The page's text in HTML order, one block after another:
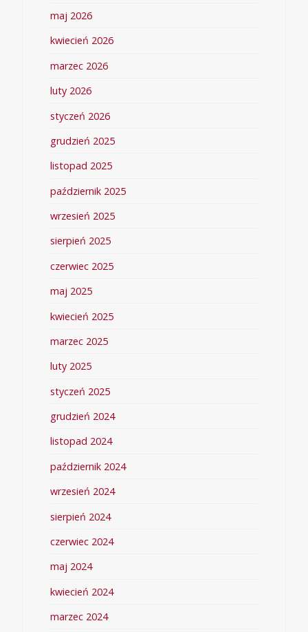
maj 2026
kwiecień 2026
marzec 2026
luty 2026
styczeń 2026
grudzień 2025
listopad 2025
październik 2025
wrzesień 2025
sierpień 2025
czerwiec 2025
maj 2025
kwiecień 2025
marzec 2025
luty 2025
styczeń 2025
grudzień 2024
listopad 2024
październik 2024
wrzesień 2024
sierpień 2024
czerwiec 2024
maj 2024
kwiecień 2024
marzec 2024